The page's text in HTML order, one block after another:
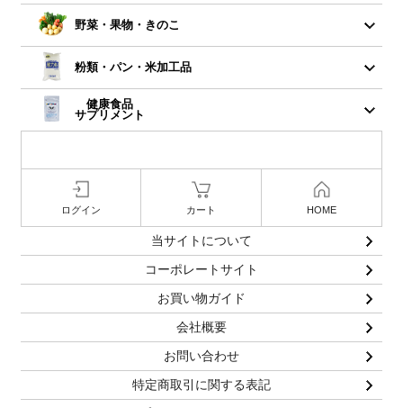
野菜・果物・きのこ
粉類・パン・米加工品
健康食品
サプリメント
ログイン カート HOME
当サイトについて
コーポレートサイト
お買い物ガイド
会社概要
お問い合わせ
特定商取引に関する表記